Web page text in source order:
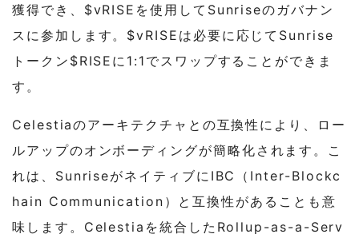
獲得でき、$vRISEを使用してSunriseのガバナン
スに参加します。$vRISEは必要に応じてSunrise
トークン$RISEに1:1でスワップすることができま
す。
Celestiaのアーキテクチャとの互換性により、ロー
ルアップのオンボーディングが簡略化されます。こ
れは、SunriseがネイティブにIBC（Inter-Blockc
hain Communication）と互換性があることも意
味します。Celestiaを統合したRollup-as-a-Serv